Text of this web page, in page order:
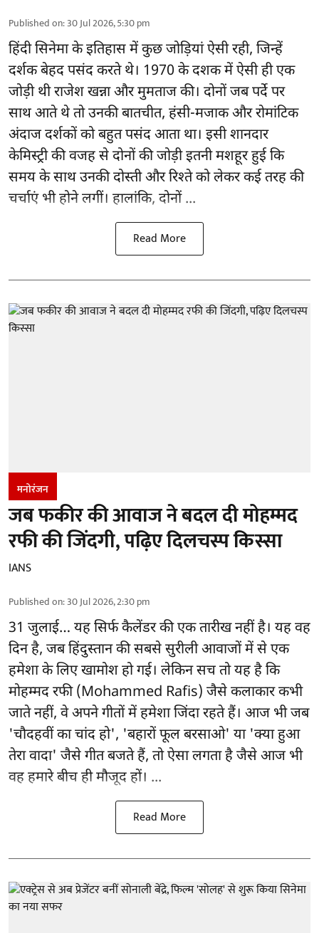
Published on:30 Jul 2026, 5:30 pm
हिंदी सिनेमा के इतिहास में कुछ जोड़ियां ऐसी रही, जिन्हें
दर्शक बेहद पसंद करते थे। 1970 के दशक में ऐसी ही एक
जोड़ी थी राजेश खन्ना और मुमताज की। दोनों जब पर्दे पर
साथ आते थे तो उनकी बातचीत, हंसी-मजाक और रोमांटिक
अंदाज दर्शकों को बहुत पसंद आता था। इसी शानदार
केमिस्ट्री की वजह से दोनों की जोड़ी इतनी मशहूर हुई कि
समय के साथ उनकी दोस्ती और रिश्ते को लेकर कई तरह की
चर्चाएं भी होने लगीं। हालांकि, दोनों ...
Read More
मनोरंजन
जब फकीर की आवाज ने बदल दी मोहम्मद
रफी की जिंदगी, पढ़िए दिलचस्प किस्सा
IANS
Published on:30 Jul 2026, 2:30 pm
31 जुलाई… यह सिर्फ कैलेंडर की एक तारीख नहीं है। यह वह
दिन है, जब हिंदुस्तान की सबसे सुरीली आवाजों में से एक
हमेशा के लिए खामोश हो गई। लेकिन सच तो यह है कि
मोहम्मद रफी (Mohammed Rafis) जैसे कलाकार कभी
जाते नहीं, वे अपने गीतों में हमेशा जिंदा रहते हैं। आज भी जब
'चौदहवीं का चांद हो', 'बहारों फूल बरसाओ' या 'क्या हुआ
तेरा वादा' जैसे गीत बजते हैं, तो ऐसा लगता है जैसे आज भी
वह हमारे बीच ही मौजूद हों। ...
Read More